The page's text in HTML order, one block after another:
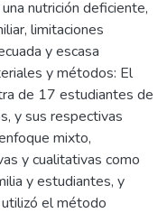
nutrición deficiente,
limitaciones
y escasa
y métodos: El
de 17 estudiantes de
y sus respectivas
mixto,
y cualitativas como
y estudiantes, y
el método